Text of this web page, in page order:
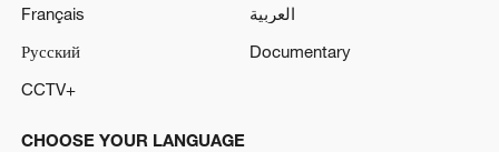
Français
العربية
Русский
Documentary
CCTV+
CHOOSE YOUR LANGUAGE